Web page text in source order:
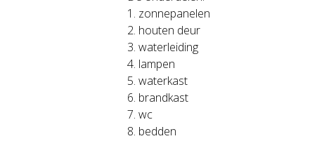
1. zonnepanelen
2. houten deur
3. waterleiding
4. lampen
5. waterkast
6. brandkast
7. wc
8. bedden